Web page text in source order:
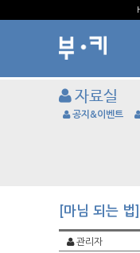
자료실
공지&이벤트
[마님 되는
관리자